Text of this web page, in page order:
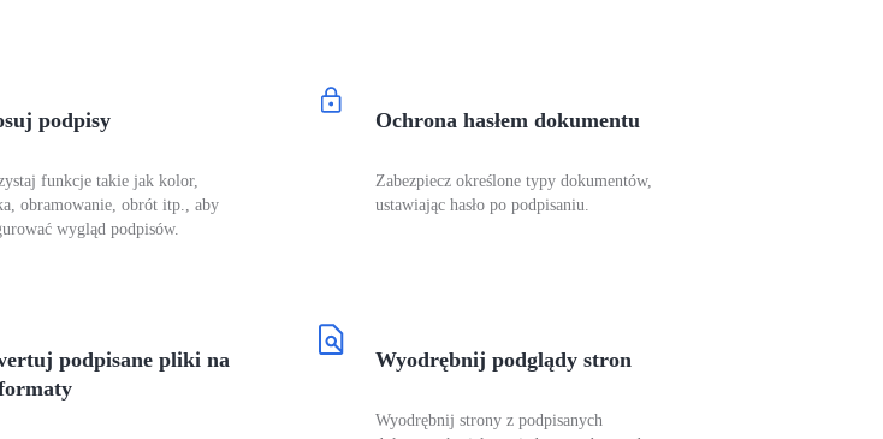
podpisy
funkcje takie jak kolor,
obramowanie, obrót itp., aby
wygląd podpisów.
Ochrona hasłem dokumentu
Zabezpiecz określone typy dokumentów,
ustawiając hasło po podpisaniu.
podpisane pliki na
Wyodrębnij podglądy stron
Wyodrębnij strony z podpisanych